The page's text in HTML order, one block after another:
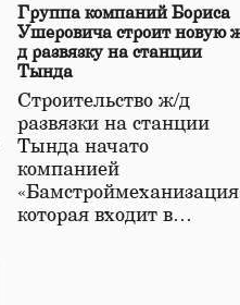
Группа компаний Бориса
Ушеровича строит новую
д развязку на станции
Тында
Строительство ж/д
развязки на станции
Тында начато
компанией
которая входит в…